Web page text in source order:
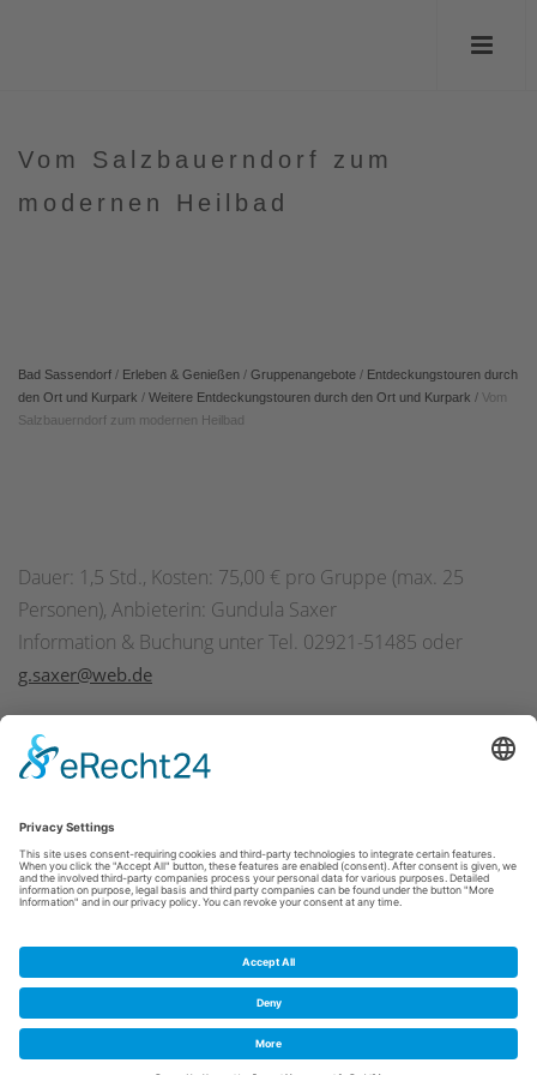
Vom Salzbauerndorf zum
modernen Heilbad
Bad Sassendorf / Erleben & Genießen / Gruppenangebote / Entdeckungstouren durch
den Ort und Kurpark / Weitere Entdeckungstouren durch den Ort und Kurpark / Vom
Salzbauerndorf zum modernen Heilbad
Dauer: 1,5 Std., Kosten: 75,00 € pro Gruppe (max. 25
Personen), Anbieterin: Gundula Saxer
Information & Buchung unter Tel. 02921-51485 oder
g.saxer@web.de
Gästeführer in Deutschland e.V.
Cookie-Einstellungen